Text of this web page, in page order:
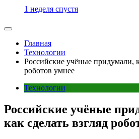
1 неделя спустя
Главная
Технологии
Российские учёные придумали,
роботов умнее
Технологии
Российские учёные
как сделать взгляд